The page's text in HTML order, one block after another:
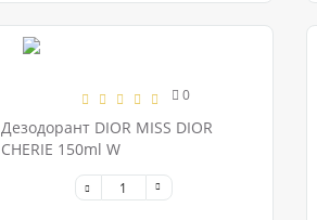
0
Дезодорант DIOR MISS DIOR
CHERIE 150ml W